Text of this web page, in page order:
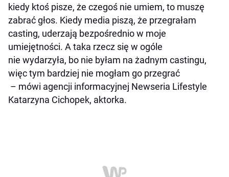
kiedy ktoś pisze, że czegoś nie umiem, to muszę
zabrać głos. Kiedy media piszą, że przegrałam
casting, uderzają bezpośrednio w moje
umiejętności. A taka rzecz się w ogóle
nie wydarzyła, bo nie byłam na żadnym castingu,
więc tym bardziej nie mogłam go przegrać
– mówi agencji informacyjnej Newseria Lifestyle
Katarzyna Cichopek, aktorka.